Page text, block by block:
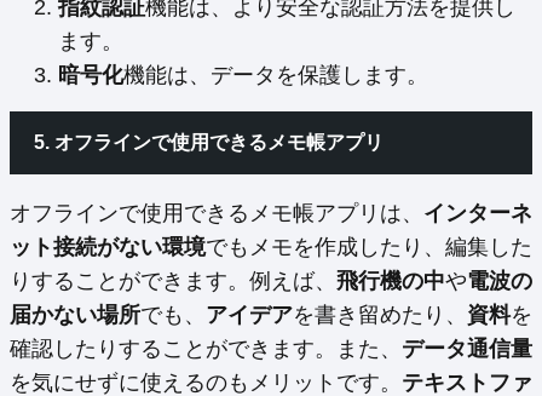
指紋認証機能は、より安全な認証方法を提供し
ます。
暗号化機能は、データを保護します。
5. オフラインで使用できるメモ帳アプリ
オフラインで使用できるメモ帳アプリは、 インターネ
ット接続がない環境でもメモを作成したり、編集した
りすることができます。例えば、 飛行機の中や電波の
届かない場所でも、 アイデアを書き留めたり、 資料を
確認したりすることができます。また、 データ通信量
を気にせずに使えるのもメリットです。 テキストファ